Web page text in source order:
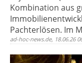
Kombination aus
Pachterlösen. Im
ad-hoc-news.de, 18.06.26